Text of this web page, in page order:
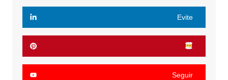
Evite
Seguir